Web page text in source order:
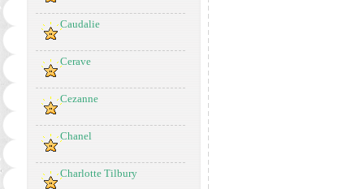
Caudalie
Cerave
Cezanne
Chanel
Charlotte Tilbury